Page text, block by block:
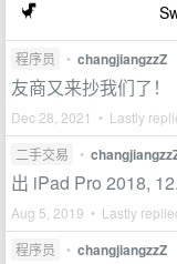
程序员 • changjiangzzZ
友商又来抄我们了！
Dec 28, 2021 • Lastly
二手交易 •
出 iPad Pro 2018,
Aug 5, 2019 • Lastly
程序员 • changjiangzzZ